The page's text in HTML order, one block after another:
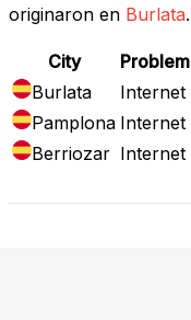
originaron en Burlata.
City
Burlata
Internet
Pamplona Internet
Berriozar Internet